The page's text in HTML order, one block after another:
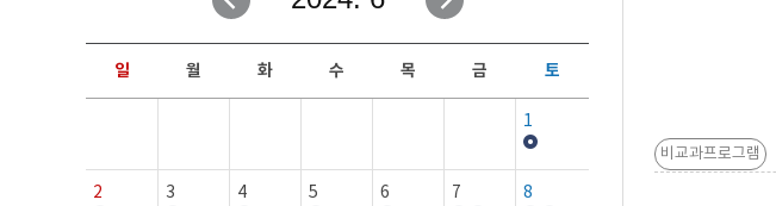
현장실습/IPP사업단
커뮤니티
보도자료
행사갤러리
일 월 화 수 목 금 토
1
2 3 4 5 6 7 8
비교과프로그램